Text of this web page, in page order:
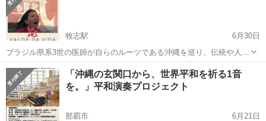
牧志駅
6月30日
ブラジル県系3世の医師が自らのルーツである沖縄を巡り、伝統や人と
人のつながりから「健康とは何か」や「人生を豊かに生きるとは何
か」を見つめ直すドキュメンタリー。世界に先駆け沖縄で公開。 入場
無料。直接会場にお越しください。 ...
沖縄 那覇市 牧志駅 コンサート/ショー 上映会
「沖縄の玄関口から、世界平和を祈る1音
を。」平和演奏プロジェクト
那覇市
6月21日